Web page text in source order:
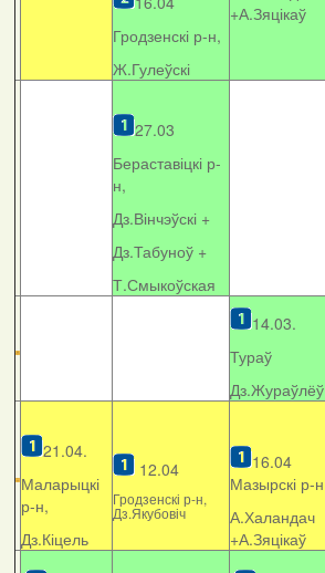
Гродзенскі р-н,
Ж.Гулеўскі
+А.Зяцікаў
27.03
Бераставіцкі р-
н,
Дз.Вінчэўскі +
Дз.Табуноў +
Т.Смыкоўская
14.03.
Тураў
Дз.Жураўлёў
21.04.
Маларыцкі
р-н,
Дз.Кіцель
12.04
Гродзенскі р-н,
Дз.Якубовіч
16.04
Мазырскі р-н
А.Халандач
+А.Зяцікаў